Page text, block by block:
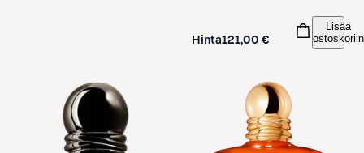
Hinta121,00 €
Lisää
ostoskoriin